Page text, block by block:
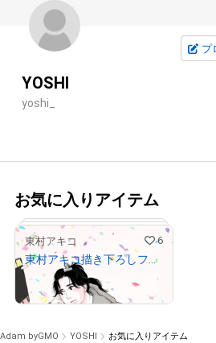
プ
YOSHI
yoshi_
お気に入りアイテム
東村アキコ 6
東村アキコ描き下ろしフルカラーイラスト+レイヤー分けデータ付き （メランコリー）
¥50,000
Adam byGMO YOSHI お気に入りアイテム